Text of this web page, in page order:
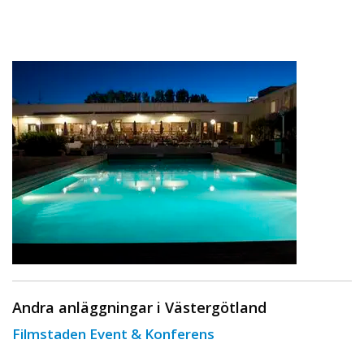
Andra anläggningar i Västergötland
Filmstaden Event & Konferens